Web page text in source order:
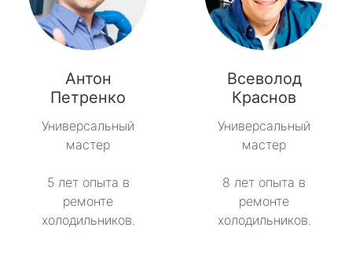
Антон
Петренко
Универсальный
мастер
5 лет опыта в
ремонте
холодильников.
Всеволод
Краснов
Универсальный
мастер
8 лет опыта в
ремонте
холодильников.